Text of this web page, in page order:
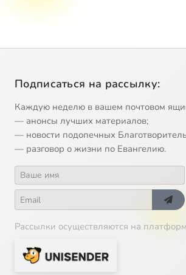
Подписаться на рассылку:
Каждую неделю в вашем почтовом
— анонсы лучших материалов;
— новости подопечных
— разговор о жизни по Евангелию.
Рассылки осуществляются на